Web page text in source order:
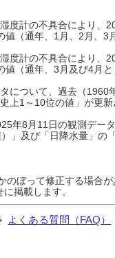
度計の不具合により
（通年、1月、2月、3
度計の不具合により
（通年、3月及び4月
について、過去（
上1～10位の値」が更
年8月11日の観測デー
」及び「日降水量」
ぼって修正する場合
掲載します。
よくある質問（FAQ）